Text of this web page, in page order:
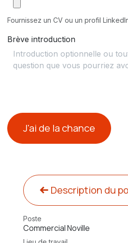
Fournissez un CV ou un profil
Brève introduction
J'ai de la chance
Description du
Poste
Commercial Noville